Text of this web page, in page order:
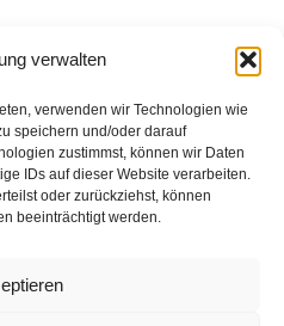
verwalten
verwenden wir Technologien wie
speichern und/oder darauf
zustimmst, können wir Daten
IDs auf dieser Website verarbeiten.
oder zurückziehst, können
beeinträchtigt werden.
Brinkum +++ Feuerwehr
Stuhr +++
diesen Einsatz im